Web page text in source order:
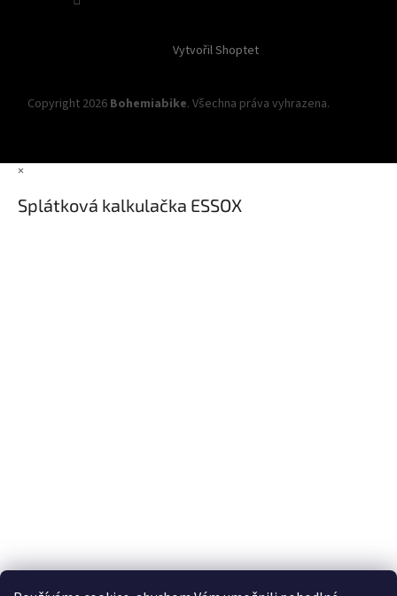
Vytvořil Shoptet
Copyright 2026 Bohemiabike. Všechna práva vyhrazena.
×
Splátková kalkulačka ESSOX